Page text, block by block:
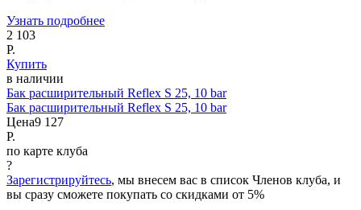
Узнать подробнее
2 103
Р.
Купить
в наличии
Бак расширительный Reflex S 25, 10 bar
Бак расширительный Reflex S 25, 10 bar
Цена9 127
Р.
по карте клуба
?
Зарегистрируйтесь, мы внесем вас в список Членов клуба, и
вы сразу сможете покупать со скидками от 5%